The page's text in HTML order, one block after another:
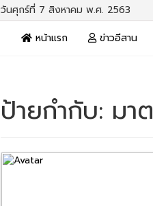
วันศุกร์ที่ 7 สิงหาคม พ.ศ. 2563
หน้าแรก
ข่าวอีสาน
ป้ายกำกับ: มา